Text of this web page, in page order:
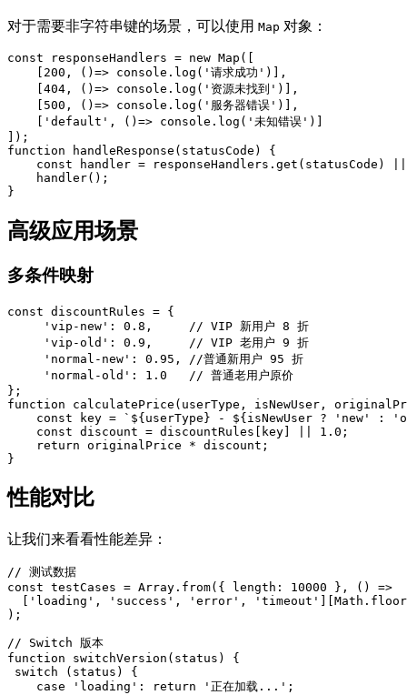
对于需要非字符串键的场景，可以使用 Map 对象：
const responseHandlers = new Map([
    [200, ()=> console.log('请求成功')],
    [404, ()=> console.log('资源未找到')],
    [500, ()=> console.log('服务器错误')],
    ['default', ()=> console.log('未知错误')]
]);
function handleResponse(statusCode) {
const handler = responseHandlers.get(statusCode)
    handler();
}
高级应用场景
多条件映射
const discountRules = {
     'vip-new': 0.8,     // VIP 新用户 8 折
     'vip-old': 0.9,     // VIP 老用户 9 折
     'normal-new': 0.95, //普通新用户 95 折
     'normal-old': 1.0   // 普通老用户原价
};
function calculatePrice(userType, isNewUser,
const key = `${userType} - ${isNewUser ? 'new' :
    const discount = discountRules[key] || 1.0;
    return originalPrice * discount;
}
性能对比
让我们来看看性能差异：
// 测试数据
const testCases = Array.from({ length: 10000 }, () =>
['loading', 'success', 'error',
);
// Switch 版本
function switchVersion(status) {
switch (status) {
case 'loading': return '正在加载...';